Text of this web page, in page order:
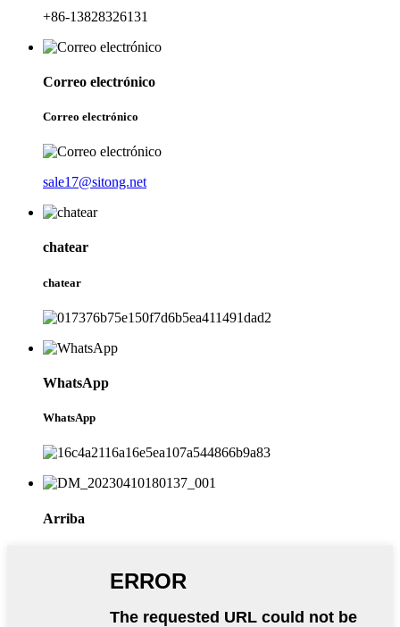
+86-13828326131
Correo electrónico
Correo electrónico
sale17@sitong.net
chatear
chatear
WhatsApp
WhatsApp
Arriba